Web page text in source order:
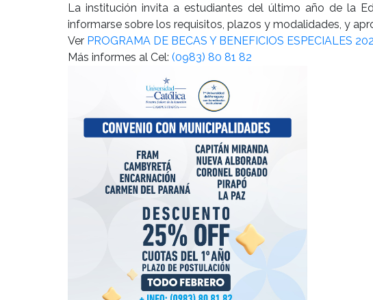
La institución invita a estudiantes del último año de la
informarse sobre los requisitos, plazos y modalidades, y
Ver PROGRAMA DE BECAS Y BENEFICIOS ESPECIALES
Más informes al Cel: (0983) 80 81 82